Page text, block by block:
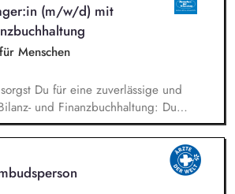
(m/w/d) mit
Menschen
Du für eine zuverlässige und
und Finanzbuchhaltung: Du
Kreditoren und Debitoren,
ab und unterstützt bei Lohn-
sowie im Steuer- und Meldewesen.
eigenständig Abschlussarbeiten sowie